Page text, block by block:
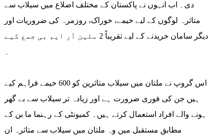
دی۔ اب انہوں نے پاکستان کے مختلف اضلاع میں سیلاب سے
متاثرہ لوگوں کے لیے خیمے، خوراک، روزمرہ کی ضروریات اور
دیگر سامان خریدنے کے لیے تقریباً 2 ملین آر ایم بی جمع کیے
اس گروپ نے ملتان میں سیلاب متاثرین کو 600 خیمے فراہم کیے
ہیں جن کی فوری ضرورت ہے اور زیادہ تر سیلاب سے بے گھر
ہونے والے افراد استعمال کرتے ہیں۔ کمیونٹی کے رہنما ما بن کے
مطابق مستقبل میں وہ ملتان میں سیلاب سے متاثرہ ان